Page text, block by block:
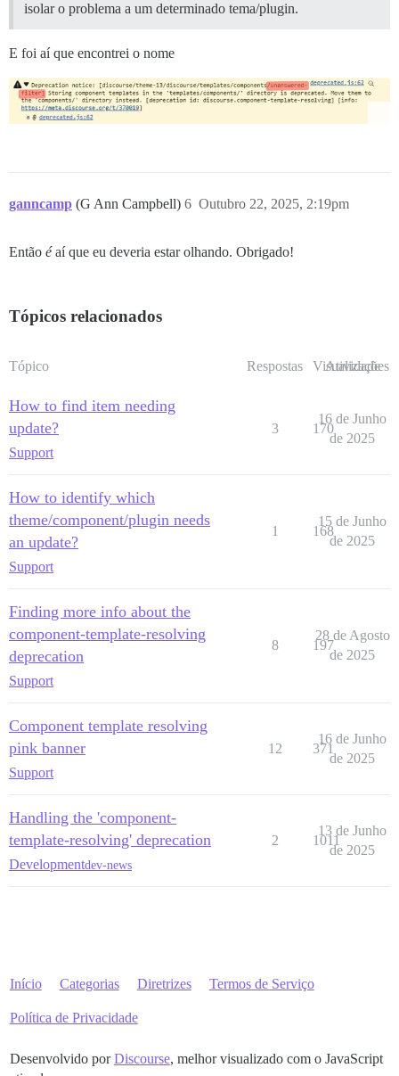
isolar o problema a um determinado tema/plugin.
E foi aí que encontrei o nome
ganncamp (G Ann Campbell) Outubro 22, 2025, 2:19pm
6
Então éaí que eu deveria estar olhando. Obrigado!
Tópicos relacionados
Tópico Respostas Visualizações
Atividade
How to find item needing
update?
Support
3 170
16 de Junho
de 2025
How to identify which
theme/component/plugin needs
an update?
Support
1 168
15 de Junho
de 2025
Finding more info about the
component-template-resolving
deprecation
Support
8 197
28 de Agosto
de 2025
Component template resolving
pink banner
Support
12 371
16 de Junho
de 2025
Handling the 'component-
template-resolving' deprecation
Developmentdev-news
2 1011
13 de Junho
de 2025
Início Categorias Diretrizes Termos de Serviço
Política de Privacidade
Desenvolvido porDiscourse, melhor visualizado com o JavaScript